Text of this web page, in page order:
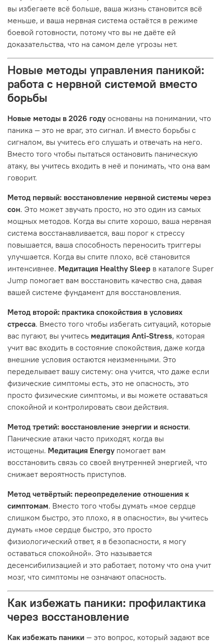
вы избегаете всё больше, ваша жизнь становится всё
меньше, и ваша нервная система остаётся в режиме
боевой готовности, потому что вы не даёте ей
доказательства, что на самом деле угрозы нет.
Новые методы управления паникой:
работа с нервной системой вместо
борьбы
Новые методы в 2026 году основаны на понимании, что
паника — это не враг, это сигнал. И вместо борьбы с
сигналом, вы учитесь его слушать и отвечать на него.
Вместо того чтобы пытаться остановить паническую
атаку, вы учитесь входить в неё и понимать, что она вам
говорит.
Метод первый: восстановление нервной системы через
сон. Это может звучать просто, но это один из самых
мощных методов. Когда вы спите хорошо, ваша нервная
система восстанавливается, ваш порог к стрессу
повышается, ваша способность переносить триггеры
улучшается. Когда вы спите плохо, всё становится
интенсивнее. Медитация Healthy Sleep в каталоге Super
Jump помогает вам восстановить качество сна, давая
вашей системе фундамент для восстановления.
Метод второй: практика спокойствия в условиях
стресса. Вместо того чтобы избегать ситуаций, которые
вас пугают, вы учитесь медитация Anti-Stress, которая
учит вас входить в состояние спокойствия, даже когда
внешние условия остаются неизменными. Это
переделывает вашу систему: она учится, что даже если
физические симптомы есть, это не опасность, это
просто физические симптомы, и вы можете оставаться
спокойной и контролировать свои действия.
Метод третий: восстановление энергии и ясности.
Панические атаки часто приходят, когда вы
истощены. Медитация Energy помогает вам
восстановить связь со своей внутренней энергией, что
снижает вероятность приступов.
Метод четвёртый: переопределение отношения к
симптомам. Вместо того чтобы думать «мое сердце
слишком быстро, это плохо, я в опасности», вы учитесь
думать «мое сердце быстро, это просто
физиологический ответ, я в безопасности, я могу
оставаться спокойной». Это называется
десенсибилизацией и это работает, потому что она учит
мозг, что симптомы не означают опасность.
Как избежать паники: профилактика
через восстановление
Как избежать паники — это вопрос, который задают все